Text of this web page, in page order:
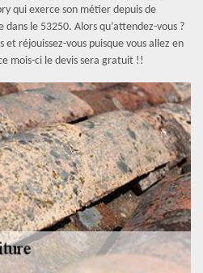
qui exerce son métier depuis de
dans le 53250. Alors qu’attendez-vous ?
et réjouissez-vous puisque vous allez en
mois-ci le devis sera gratuit !!